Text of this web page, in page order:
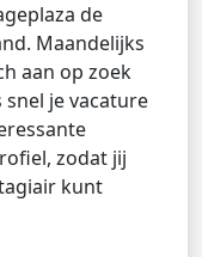
de
Maandelijks
aan op zoek
snel je vacature
zodat jij
kunt